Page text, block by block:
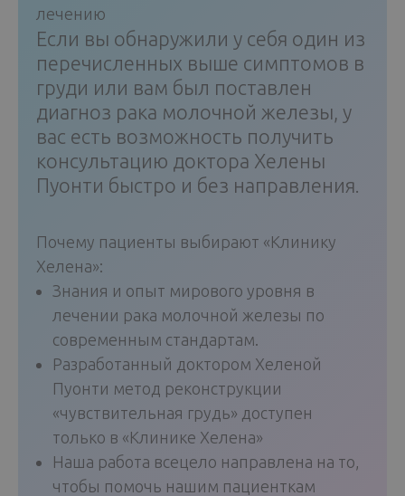
лечению
Если вы обнаружили у себя один из
перечисленных выше симптомов в
груди или вам был поставлен
диагноз рака молочной железы, у
вас есть возможность получить
консультацию доктора Хелены
Пуонти быстро и без направления.
Почему пациенты выбирают «Клинику
Хелена»:
Знания и опыт мирового уровня в
лечении рака молочной железы по
современным стандартам.
Разработанный доктором Хеленой
Пуонти метод реконструкции
«чувствительная грудь» доступен
только в «Клинике Хелена»
Наша работа всецело направлена на то,
чтобы помочь нашим пациенткам